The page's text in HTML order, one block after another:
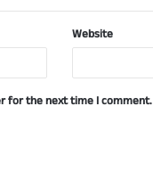
Website
for the next time I comment.